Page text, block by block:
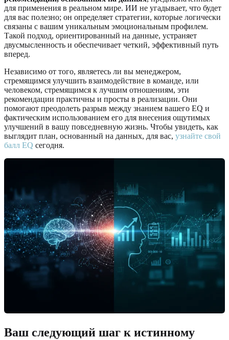
для применения в реальном мире. ИИ не угадывает, что будет
для вас полезно; он определяет стратегии, которые логически
связаны с вашим уникальным эмоциональным профилем.
Такой подход, ориентированный на данные, устраняет
двусмысленность и обеспечивает четкий, эффективный путь
вперед.
Независимо от того, являетесь ли вы менеджером,
стремящимся улучшить взаимодействие в команде, или
человеком, стремящимся к лучшим отношениям, эти
рекомендации практичны и просты в реализации. Они
помогают преодолеть разрыв между знанием вашего EQ и
фактическим использованием его для внесения ощутимых
улучшений в вашу повседневную жизнь. Чтобы увидеть, как
выглядит план, основанный на данных, для вас, узнайте свой
балл EQ сегодня.
Ваш следующий шаг к истинному